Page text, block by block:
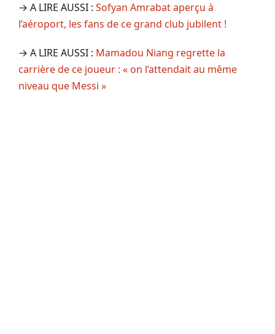
→ A LIRE AUSSI : Sofyan Amrabat aperçu à
l’aéroport, les fans de ce grand club jubilent !
→ A LIRE AUSSI : Mamadou Niang regrette la
carrière de ce joueur : « on l’attendait au même
niveau que Messi »